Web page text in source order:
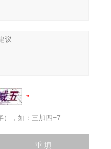
），如：三加四=7